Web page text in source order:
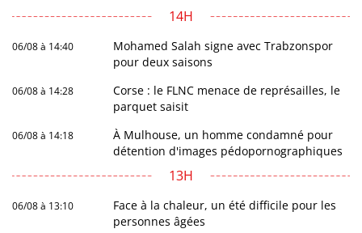
14H
06/08 à 14:40
Mohamed Salah signe avec Trabzonspor
pour deux saisons
06/08 à 14:28
Corse : le FLNC menace de représailles, le
parquet saisit
06/08 à 14:18
À Mulhouse, un homme condamné pour
détention d'images pédopornographiques
13H
06/08 à 13:10
Face à la chaleur, un été difficile pour les
personnes âgées